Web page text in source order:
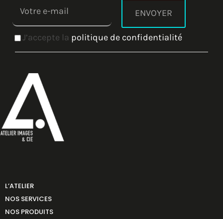
J’accepte la politique de confidentialité
L’ATELIER
NOS SERVICES
NOS PRODUITS